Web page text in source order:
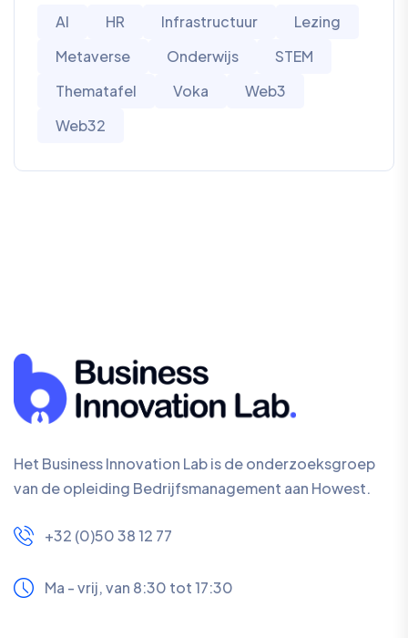
AI HR Infrastructuur
Lezing
Metaverse
Onderwijs
STEM
Thematafel
Voka
Web3
Web32
Het Business Innovation Lab is de onderzoeksgroep
van de opleiding Bedrijfsmanagement aan Howest.
+32 (0)50 38 12 77
Ma - vrij, van 8:30 tot 17:30